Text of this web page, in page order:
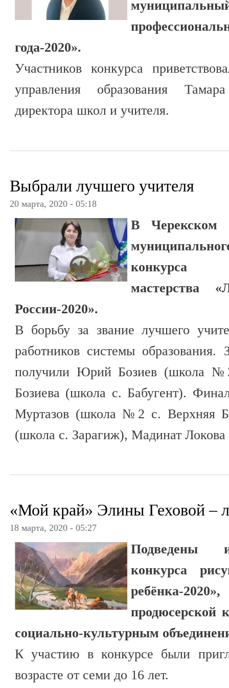
года-2020».
Участников конкурса
управления образования
директора школ и учителя.
Выбрали лучшего учителя
20 марта, 2020 - 05:18
В Черекском
конкурса
мастерства
России-2020».
В борьбу за звание лучшего
работников системы образования.
получили Юрий Бозиев (школа
Бозиева (школа с. Бабугент).
Муртазов (школа №2 с. Верхняя
(школа с. Зарагиж), Мадинат
«Мой край» Элины Геховой –
18 марта, 2020 - 05:27
Подведены
конкурса
ребёнка-
продюсерской
социально-культурным
К участию в конкурсе были
возрасте от семи до 16 лет.